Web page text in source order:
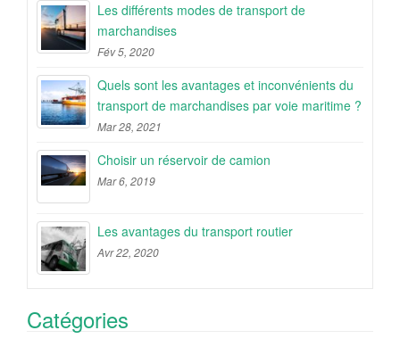
Les différents modes de transport de
marchandises
Fév 5, 2020
Quels sont les avantages et inconvénients du
transport de marchandises par voie maritime ?
Mar 28, 2021
Choisir un réservoir de camion
Mar 6, 2019
Les avantages du transport routier
Avr 22, 2020
Catégories